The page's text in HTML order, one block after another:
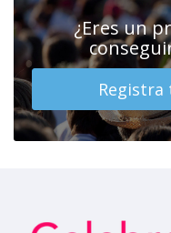
¿Eres un